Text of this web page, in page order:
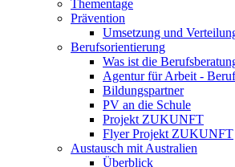
Thementage
Prävention
Umsetzung und
Berufsorientierung
Was ist die
Agentur für Arbeit -
Bildungspartner
PV an die Schule
Projekt ZUKUNFT
Flyer Projekt ZUKUNFT
Austausch mit Australien
Überblick